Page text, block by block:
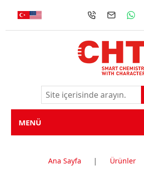
MENÜ
Ana Sayfa | Ürünler